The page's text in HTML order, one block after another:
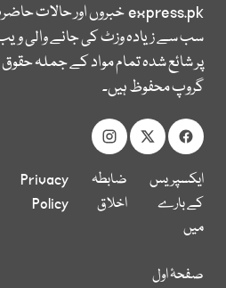
express.pkخبروں اور حالات
سب سے زیادہ وزٹ کی جانے والی
پر شائع شدہ تمام مواد کے جملہ
گروپ محفوظ ہیں۔
ایکسپریس
کے بارے
میں
ضابطہ
اخلاق
Privacy
Policy
صفحۂ اول